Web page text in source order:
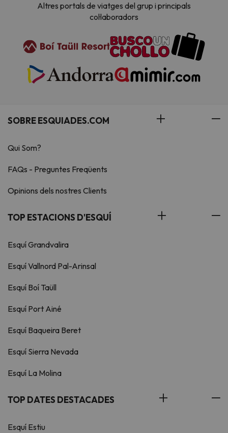
Altres portals de viatges del grup i principals
col·laboradors
SOBRE ESQUIADES.COM
Qui Som?
FAQs - Preguntes Freqüents
Opinions dels nostres Clients
TOP ESTACIONS D'ESQUÍ
Esquí Grandvalira
Esquí Vallnord Pal-Arinsal
Esquí Boí Taüll
Esquí Port Ainé
Esquí Baqueira Beret
Esquí Sierra Nevada
Esquí La Molina
TOP DATES DESTACADES
Esquí Estiu